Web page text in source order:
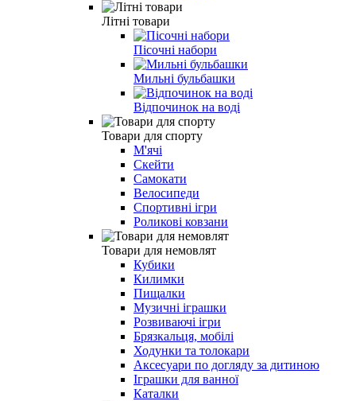
Літні товари
Пісочні набори
Мильні бульбашки
Відпочинок на воді
Товари для спорту
М'ячі
Скейти
Самокати
Велосипеди
Спортивні ігри
Роликові ковзани
Товари для немовлят
Кубики
Килимки
Пищалки
Музичні іграшки
Розвиваючі ігри
Брязкальця, мобілі
Ходунки та толокари
Аксесуари по догляду за дитиною
Іграшки для ванної
Каталки